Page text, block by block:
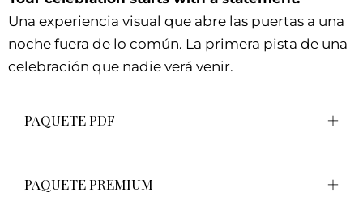
Una experiencia visual que abre las puertas a una
noche fuera de lo común. La primera pista de una
celebración que nadie verá venir.
PAQUETE PDF
PAQUETE PREMIUM